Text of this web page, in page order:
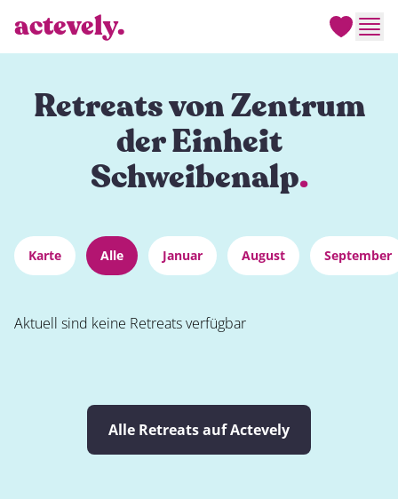
actevely.
Retreats von Zentrum
der Einheit
Schweibenalp.
Karte Alle Januar August September
Aktuell sind keine Retreats verfügbar
Alle Retreats auf Actevely